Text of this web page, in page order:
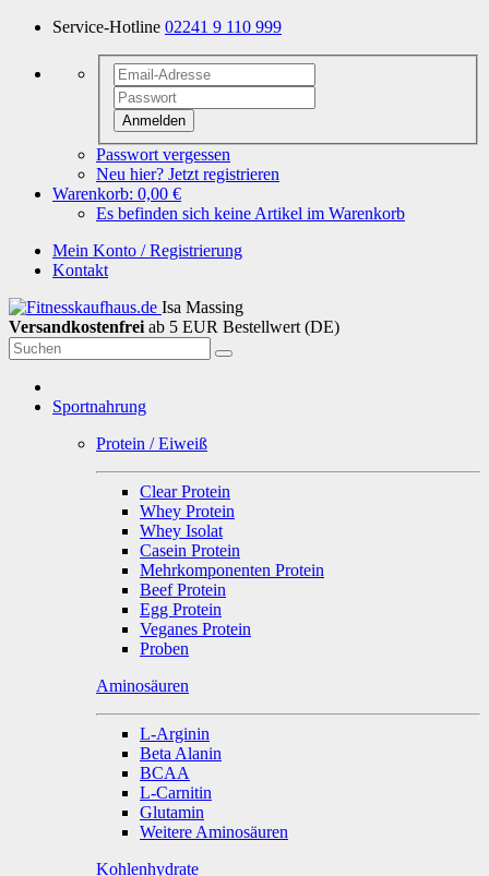
Service-Hotline 02241 9 110 999
Anmelden
Passwort vergessen
Neu hier? Jetzt registrieren
Warenkorb: 0,00 €
Es befinden sich keine Artikel im Warenkorb
Mein Konto / Registrierung
Kontakt
Isa Massing
Versandkostenfrei ab 5 EUR Bestellwert (DE)
Sportnahrung
Protein / Eiweiß
Clear Protein
Whey Protein
Whey Isolat
Casein Protein
Mehrkomponenten Protein
Beef Protein
Egg Protein
Veganes Protein
Proben
Aminosäuren
L-Arginin
Beta Alanin
BCAA
L-Carnitin
Glutamin
Weitere Aminosäuren
Kohlenhydrate